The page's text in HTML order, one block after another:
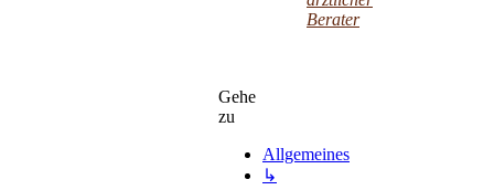
Berater
Gehe
zu
Allgemeines
↳